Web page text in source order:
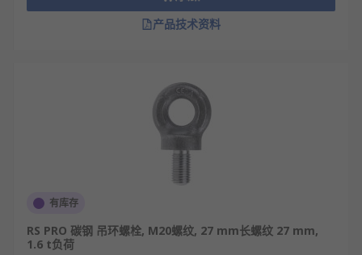
产品技术资料
有库存
RS PRO 碳钢 吊环螺栓, M20螺纹, 27 mm长螺纹 27 mm,
1.6 t负荷